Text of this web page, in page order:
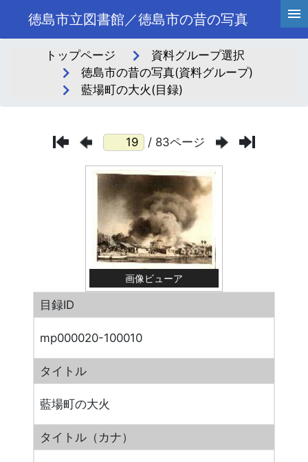
徳島市立図書館／徳島市の昔の写真
トップページ
資料グループ選択
徳島市の昔の写真(資料グループ)
藍場町の大火(目録)
/ 83ページ
画像ビューア
目録ID
mp000020-100010
タイトル
藍場町の大火
タイトル（カナ）